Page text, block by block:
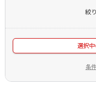
絞
選択
条